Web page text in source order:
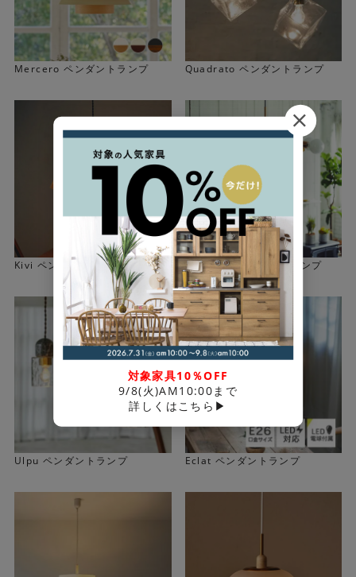
Mercero ペンダントランプ Quadrato ペンダントランプ
Kivi ペンダントランプ Gradiska ペンダントランプ
Ulpu ペンダントランプ Eclat ペンダントランプ
対象家具10％OFF
9/8(火)AM10:00まで
詳しくはこちら▶